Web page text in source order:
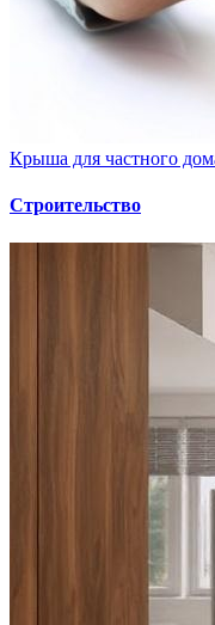
Крыша для частного
Строительство